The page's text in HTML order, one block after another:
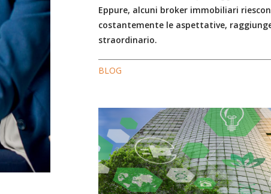
Eppure, alcuni broker immobiliari
costantemente le aspettative,
straordinario.
BLOG